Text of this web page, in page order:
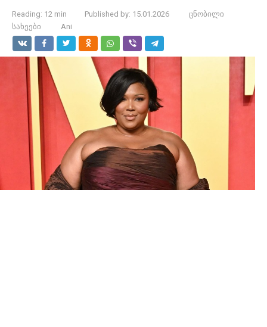
Reading: 12 min Published by: 15.01.2026
ცნობილი
სახეები
Ani